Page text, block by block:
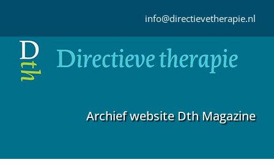
inhoud
info@directievetherapie.nl
Archief website Dth Magazine